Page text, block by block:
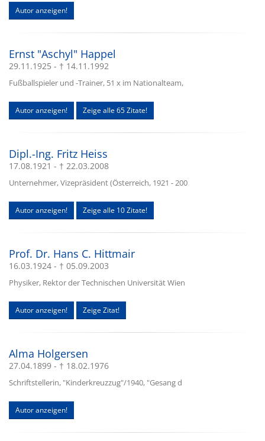
Autor anzeigen!
Ernst "Aschyl" Happel
29.11.1925 - † 14.11.1992
Fußballspieler und -Trainer, 51 x im Nationalteam,
Autor anzeigen! Zeige alle 65 Zitate!
Dipl.-Ing. Fritz Heiss
17.08.1921 - † 22.03.2008
Unternehmer, Vizepräsident (Österreich, 1921 - 200
Autor anzeigen! Zeige alle 10 Zitate!
Prof. Dr. Hans C. Hittmair
16.03.1924 - † 05.09.2003
Physiker, Rektor der Technischen Universität Wien
Autor anzeigen! Zeige Zitat!
Alma Holgersen
27.04.1899 - † 18.02.1976
Schriftstellerin, "Kinderkreuzzug"/1940, "Gesang d
Autor anzeigen!